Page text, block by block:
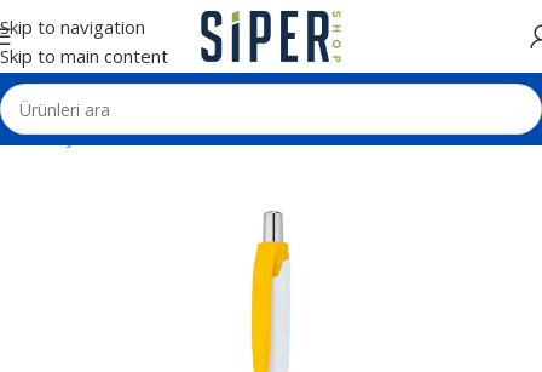
Skip to navigation
Skip to main content
Ana Sayfa Kalemler Plastik Tükenmez Kalemler